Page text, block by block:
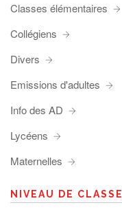
Classes élémentaires
Collégiens
Divers
Emissions d'adultes
Info des AD
Lycéens
Maternelles
NIVEAU DE CLASSE